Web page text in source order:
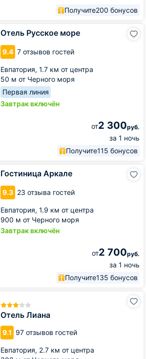
Получите200 бонусов
Отель Русское море
9.4 7 отзывов гостей
Евпатория, 1.7 км от центра
50 м от Черного моря
Первая линия
Завтрак включён
от2 300руб.
за 1 ночь
Получите115 бонусов
Гостиница Аркале
9.3 23 отзыва гостей
Евпатория, 1.9 км от центра
900 м от Черного моря
Завтрак включён
от2 700руб.
за 1 ночь
Получите135 бонусов
Отель Лиана
9.1 97 отзывов гостей
Евпатория, 2.7 км от центра